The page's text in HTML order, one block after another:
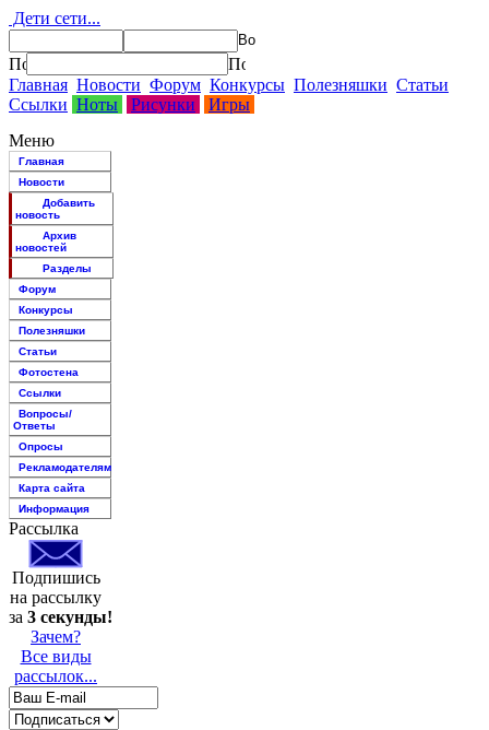
Дети сети...
Главная Новости Форум Конкурсы Полезняшки Статьи
Ссылки Ноты Рисунки
Игры
Меню
Главная
Новости
Добавить
новость
Архив
новостей
Разделы
Форум
Конкурсы
Полезняшки
Статьи
Фотостена
Ссылки
Вопросы/
Ответы
Опросы
Рекламодателям
Карта сайта
Информация
Рассылка
Подпишись
на рассылку
за 3 секунды!
Зачем?
Все виды
рассылок...